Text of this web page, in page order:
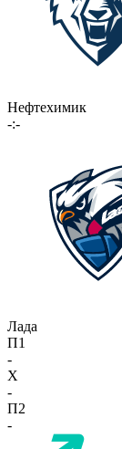
Нефтехимик
-:-
Лада
П1
-
X
-
П2
-